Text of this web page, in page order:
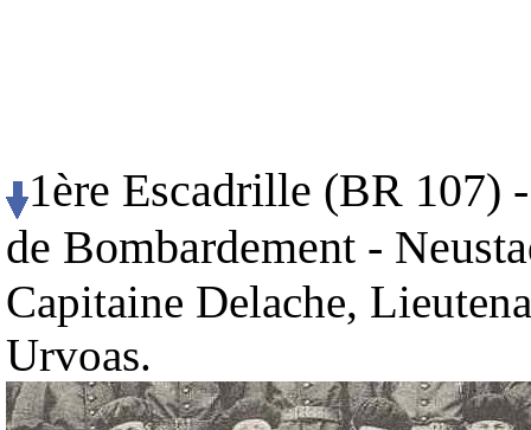
1ère Escadrille (BR 107)
de Bombardement -
Capitaine Delache,
Urvoas.